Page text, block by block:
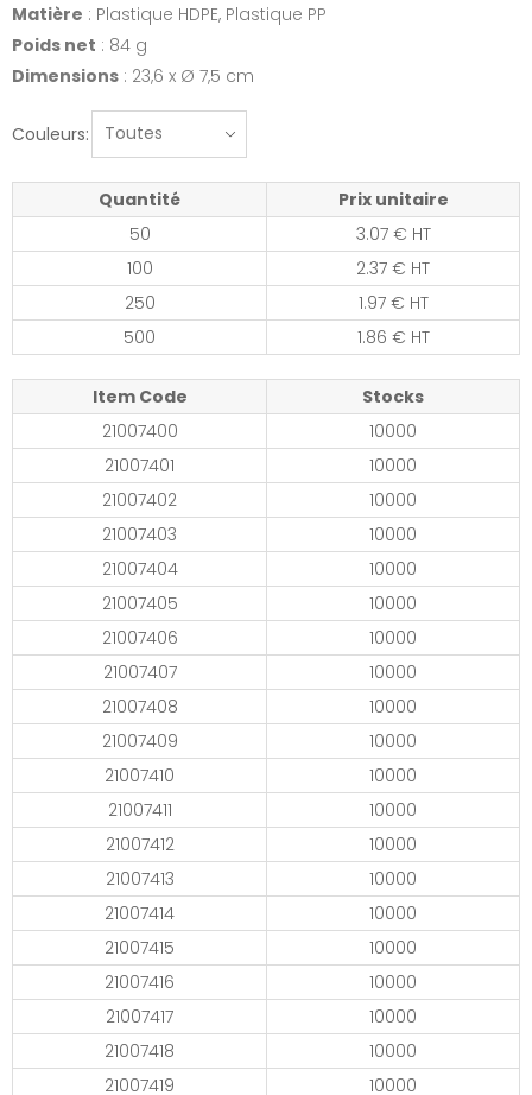
Matière : Plastique HDPE, Plastique PP
Poids net : 84 g
Dimensions : 23,6 x Ø 7,5 cm
Couleurs:
Quantité
Prix unitaire
50
3.07 € HT
100
2.37 € HT
250
1.97 € HT
500
1.86 € HT
Item Code
Stocks
21007400
10000
21007401
10000
21007402
10000
21007403
10000
21007404
10000
21007405
10000
21007406
10000
21007407
10000
21007408
10000
21007409
10000
21007410
10000
21007411
10000
21007412
10000
21007413
10000
21007414
10000
21007415
10000
21007416
10000
21007417
10000
21007418
10000
21007419
10000